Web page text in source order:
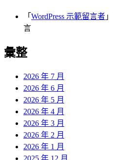
「 WordPress 示範留言者
言
彙整
2026 年 7 月
2026 年 6 月
2026 年 5 月
2026 年 4 月
2026 年 3 月
2026 年 2 月
2026 年 1 月